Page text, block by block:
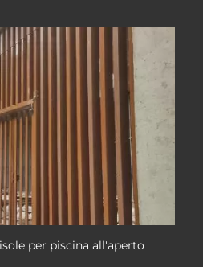
per piscina all'aperto